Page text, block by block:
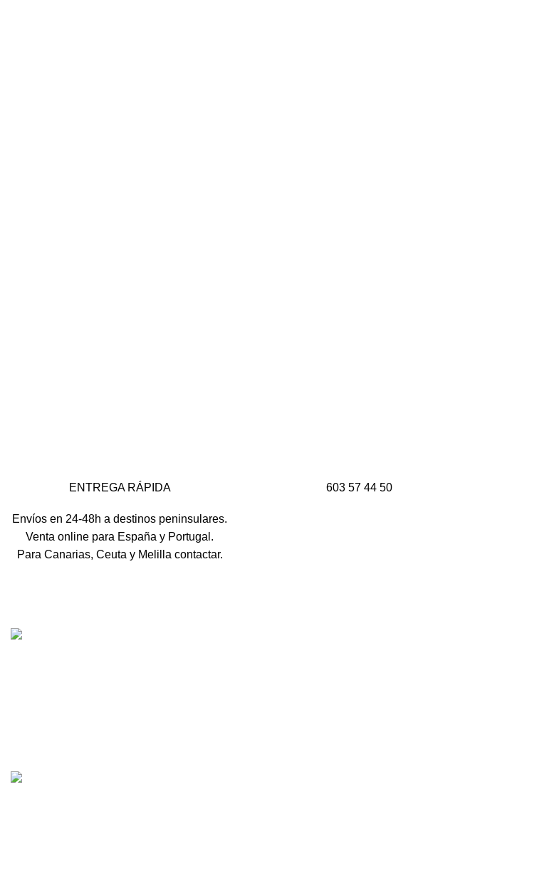
ENTREGA RÁPIDA
Envíos en 24-48h a destinos peninsulares.
Venta online para España y Portugal.
Para Canarias, Ceuta y Melilla contactar.
603 57 44 50